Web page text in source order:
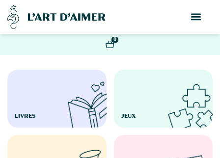
0
LIVRES JEUX